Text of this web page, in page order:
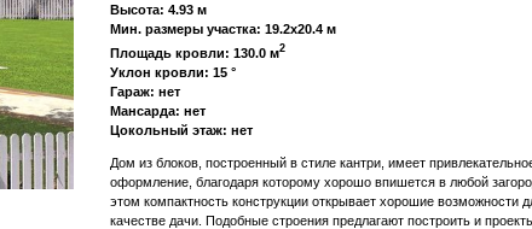
Высота: 4.93 м
Мин. размеры участка: 19.2x20.4 м
Площадь кровли: 130.0 м2
Уклон кровли: 15 °
Гараж: нет
Мансарда: нет
Цокольный этаж: нет
Дом из блоков, построенный в стиле кантри, имеет
оформление, благодаря которому хорошо впишется в любой
этом компактность конструкции открывает хорошие возможности
качестве дачи. Подобные строения предлагают построить и